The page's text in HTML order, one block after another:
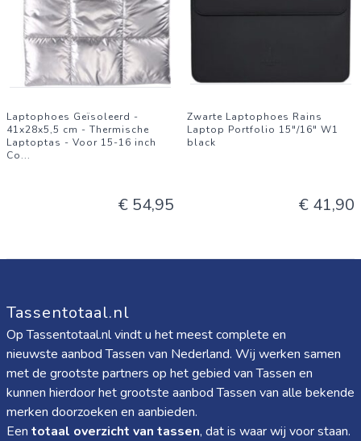
Laptophoes Geïsoleerd -
41x28x5,5 cm - Thermische
Laptoptas - Voor 15-16 inch
Co...
€ 54,95
Zwarte Laptophoes Rains
Laptop Portfolio 15"/16" W1
black
€ 41,90
Tassentotaal.nl
Op Tassentotaal.nl vindt u het meest complete en
nieuwste aanbod Tassen van Nederland. Wij werken samen
met de grootste partners op het gebied van Tassen en
kunnen hierdoor het grootste aanbod Tassen van alle bekende
merken doorzoeken en aanbieden.
Een totaal overzicht van tassen, dat is waar wij voor staan.